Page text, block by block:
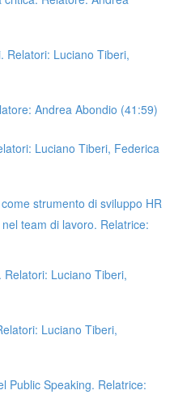
Relatori: Luciano Tiberi,
Andrea Abondio (41:59)
Luciano Tiberi, Federica
strumento di sviluppo HR
team di lavoro. Relatrice:
Luciano Tiberi,
Luciano Tiberi,
Public Speaking. Relatrice: